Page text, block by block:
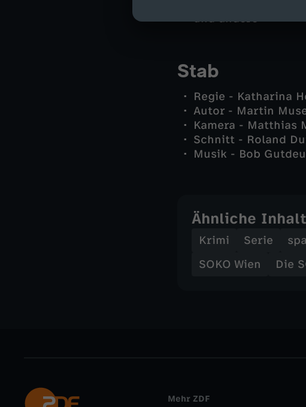
und andere -
Stab
Regie - Katharina
Autor - Martin
Kamera - Matthias
Schnitt - Roland
Musik - Bob
Ähnliche
Krimi Serie
SOKO Wien
Die
Mehr ZDF